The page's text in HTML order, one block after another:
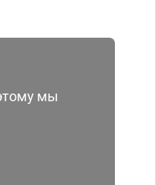
мы